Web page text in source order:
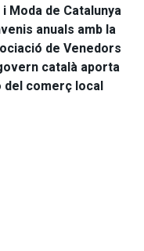
Moda de Catalunya
anuals amb la
de Venedors
català aporta
del comerç local